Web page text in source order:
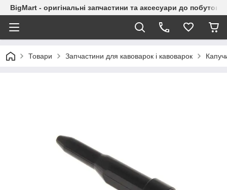
BigMart - оригінальні запчастини та аксесуари до побутової
Товари Запчастини для кавоварок і кавоварок